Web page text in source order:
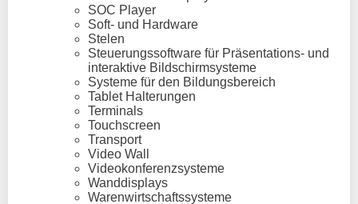
SOC Player
Soft- und Hardware
Stelen
Steuerungssoftware für Präsentations- und
interaktive Bildschirmsysteme
Systeme für den Bildungsbereich
Tablet Halterungen
Terminals
Touchscreen
Transport
Video Wall
Videokonferenzsysteme
Wanddisplays
Warenwirtschaftssysteme